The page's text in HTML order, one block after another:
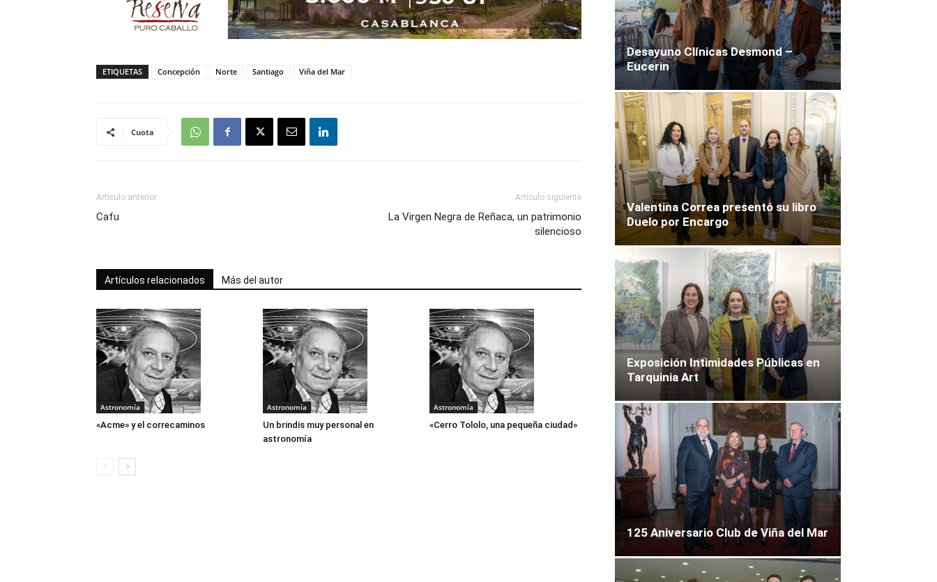
ETIQUETAS Concepción Norte Santiago Viña del Mar
Cuota
Artículo anterior
Cafu
Artículo siguiente
La Virgen Negra de Reñaca, un patrimonio
silencioso
Artículos relacionados Más del autor
Astronomía
«Acme» y el correcaminos
Astronomía
Un brindis muy personal en
astronomía
Astronomía
«Cerro Tololo, una pequeña ciudad»
Desayuno Clínicas Desmond –
Eucerin
Valentina Correa presentó su libro
Duelo por Encargo
Exposición Intimidades Públicas en
Tarquinia Art
125 Aniversario Club de Viña del Mar